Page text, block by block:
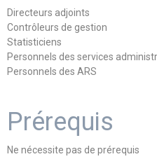
Directeurs adjoints
Contrôleurs de gestion
Statisticiens
Personnels des services
Personnels des ARS
Prérequis
Ne nécessite pas de prérequis